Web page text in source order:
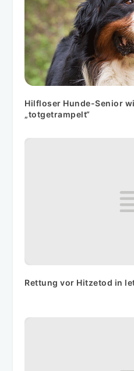
Hilfloser Hunde-Senior
„totgetrampelt“
Rettung vor Hitzetod in